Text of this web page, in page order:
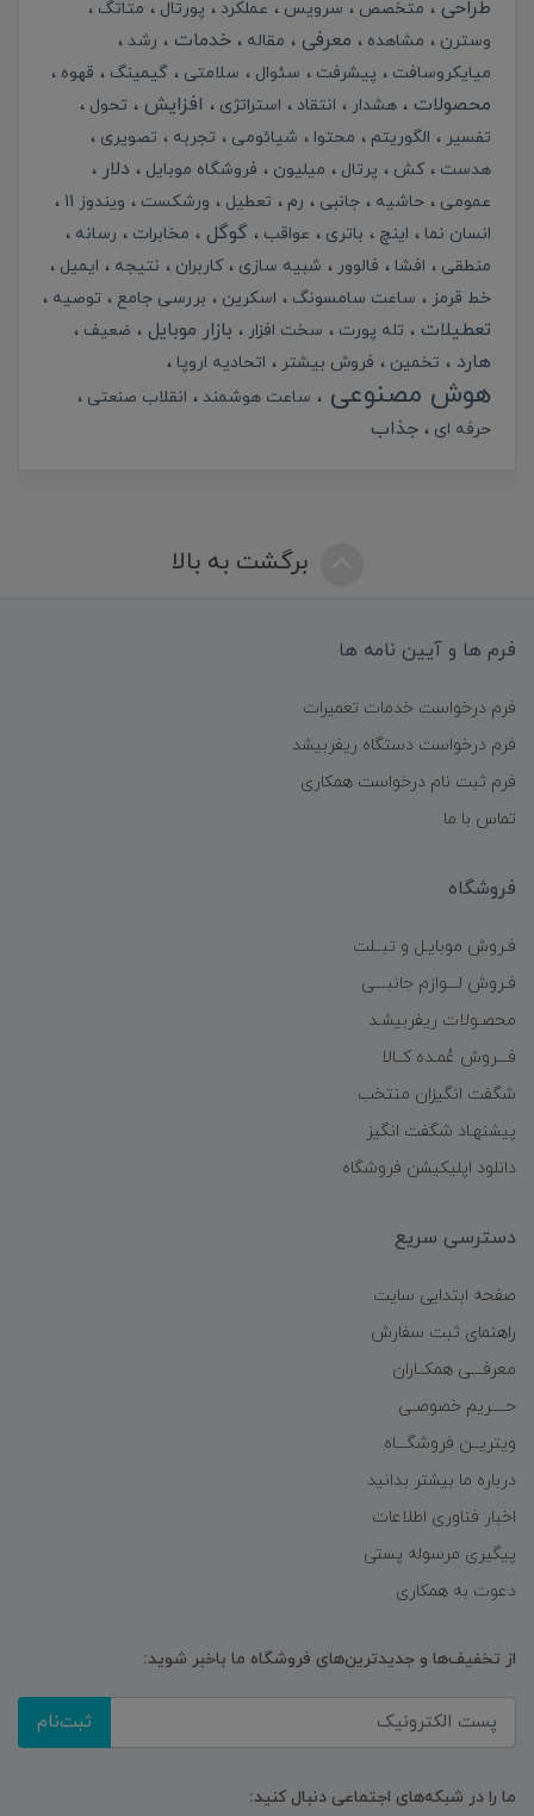
طراحی متخصص سرویس عملکرد پورتال
متاتگ
وسترن
مشاهده معرفی مقاله خدمات
رشد
میایکروسافت
پیشرفت سئوال سلامتی گیمینگ قهوه
محصولات هشدار انتقاد استراتژی افزایش
تحول
تفسیر
الگوریتم محتوا شیائومی تجربه
تصویری
هدست
کش پرتال میلیون فروشگاه موبایل دلار
عمومی حاشیه جانبی رم تعطیل ورشکست
ویندوز 11
انسان نما
اینچ باتری عواقب گوگل مخابرات
رسانه
منطقی
افشا فالوور شبیه سازی کاربران نتیجه
ایمیل
خط قرمز
ساعت سامسونگ اسکرین بررسی جامع توصیه
تعطیلات تله پورت سخت افزار بازار موبایل ضعیف
هارد تخمین فروش بیشتر اتحادیه اروپا
هوش مصنوعی ساعت هوشمند
انقلاب صنعتی
حرفه ای
جذاب
برگشت به بالا
فرم ها و آیین نامه ها
فرم درخواست خدمات تعمیرات
فرم درخواست دستگاه ریفربیشد
فرم ثبت نام درخواست همکاری
تماس با ما
فروشگاه
فـروش موبایـل و تبــلت
فـروش لـــوازم جانبـــی
محصـولات ریفربیشـد
فـــروش عُمـده کــالا
شگفت انگیزان منتخب
پیشنهـاد شگفت انگیز
دانلود اپلیکیشن فروشگاه
دسترسی سریع
صفحه ابتدایی سایت
راهنمای ثبت سفارش
معرفـــی همکــاران
حــــریم خصوصـی
ویتریــن فروشگـــاه
درباره ما بیشتر بدانید
اخبار فناوری اطلاعات
پیگیری مرسوله پستی
دعوت به همکاری
از تخفیف‌ها و جدیدترین‌های فروشگاه ما باخبر شوید:
ثبت‌نام
ما را در شبکه‌های اجتماعی دنبال کنید: